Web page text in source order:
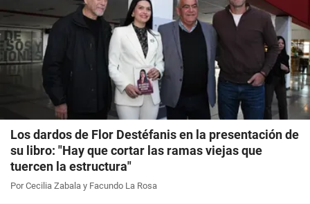
Los dardos de Flor Destéfanis en la presentación de
su libro: "Hay que cortar las ramas viejas que
tuercen la estructura"
Por Cecilia Zabala y Facundo La Rosa